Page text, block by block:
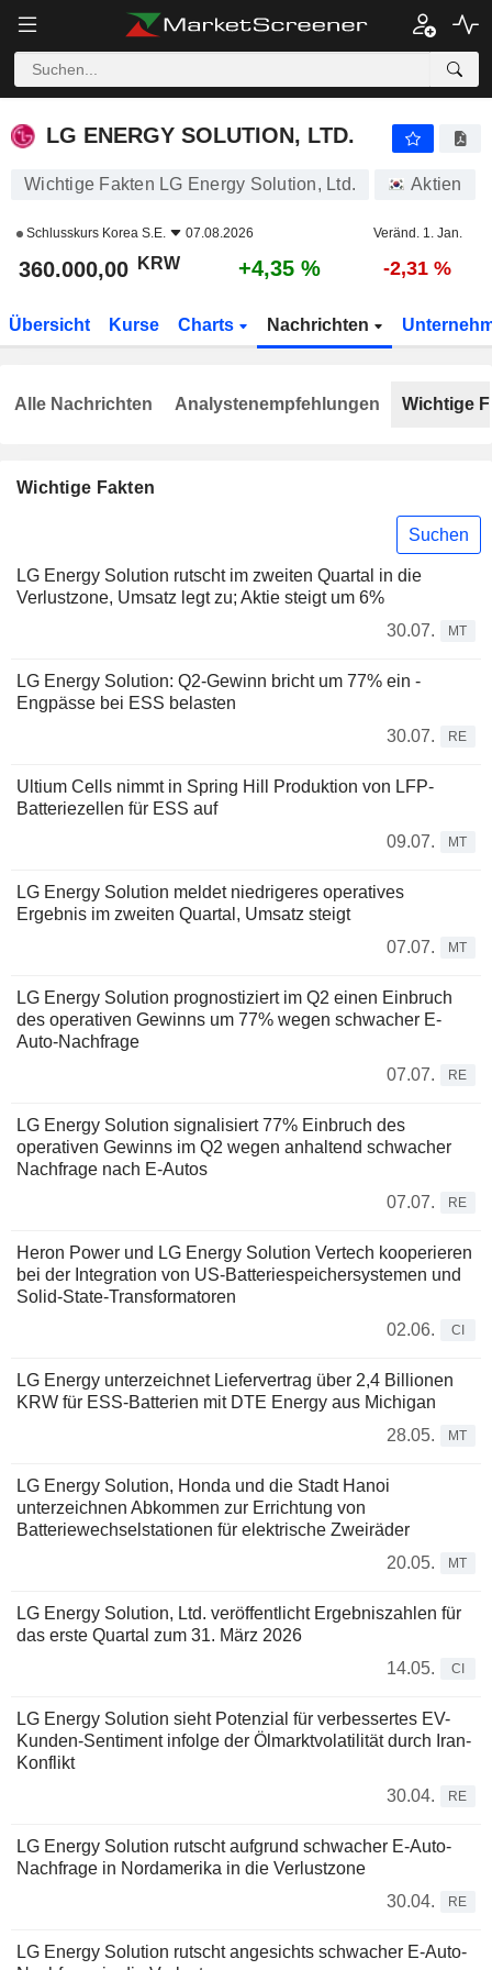
LG ENERGY SOLUTION, LTD.
Wichtige Fakten LG Energy Solution, Ltd. Aktien
Schlusskurs Korea S.E. 07.08.2026 Veränd. 1. Jan.
360.000,00 KRW +4,35 % -2,31 %
Übersicht Kurse Charts Nachrichten
Wichtige Fakten
Suchen
LG Energy Solution rutscht im zweiten Quartal in die
Verlustzone, Umsatz legt zu; Aktie steigt um 6%
30.07.
MT
LG Energy Solution: Q2-Gewinn bricht um 77% ein -
Engpässe bei ESS belasten
30.07.
RE
Ultium Cells nimmt in Spring Hill Produktion von LFP-
Batteriezellen für ESS auf
09.07.
MT
LG Energy Solution meldet niedrigeres operatives
Ergebnis im zweiten Quartal, Umsatz steigt
07.07.
MT
LG Energy Solution prognostiziert im Q2 einen Einbruch
des operativen Gewinns um 77% wegen schwacher E-
Auto-Nachfrage
07.07.
RE
LG Energy Solution signalisiert 77% Einbruch des
operativen Gewinns im Q2 wegen anhaltend schwacher
Nachfrage nach E-Autos
07.07.
RE
Heron Power und LG Energy Solution Vertech kooperieren
bei der Integration von US-Batteriespeichersystemen und
Solid-State-Transformatoren
02.06.
CI
LG Energy unterzeichnet Liefervertrag über 2,4 Billionen
KRW für ESS-Batterien mit DTE Energy aus Michigan
28.05.
MT
LG Energy Solution, Honda und die Stadt Hanoi
unterzeichnen Abkommen zur Errichtung von
Batteriewechselstationen für elektrische Zweiräder
20.05.
MT
LG Energy Solution, Ltd. veröffentlicht Ergebniszahlen für
das erste Quartal zum 31. März 2026
14.05.
CI
LG Energy Solution sieht Potenzial für verbessertes EV-
Kunden-Sentiment infolge der Ölmarktvolatilität durch Iran-
Konflikt
30.04.
RE
LG Energy Solution rutscht aufgrund schwacher E-Auto-
Nachfrage in Nordamerika in die Verlustzone
30.04.
RE
LG Energy Solution rutscht angesichts schwacher E-Auto-
Alle Nachrichten Analystenempfehlungen Wichtige